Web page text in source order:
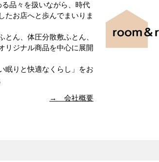
品々を扱いながら、時代
たお店へと歩んでまいりま
ん、体圧分散敷ふとん、
リジナル商品を中心に展開
眠りと快適なくらし」をお
→ 会社概要